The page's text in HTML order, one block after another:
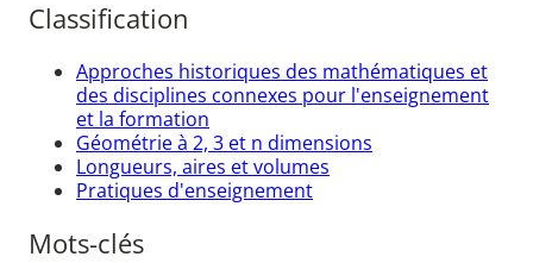
Classification
Approches historiques des mathématiques et
des disciplines connexes pour l'enseignement
et la formation
Géométrie à 2, 3 et n dimensions
Longueurs, aires et volumes
Pratiques d'enseignement
Mots-clés